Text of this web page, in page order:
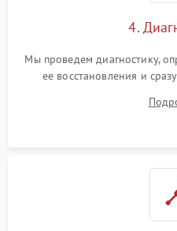
4.
Мы проведем диагностику,
ее восстановления и